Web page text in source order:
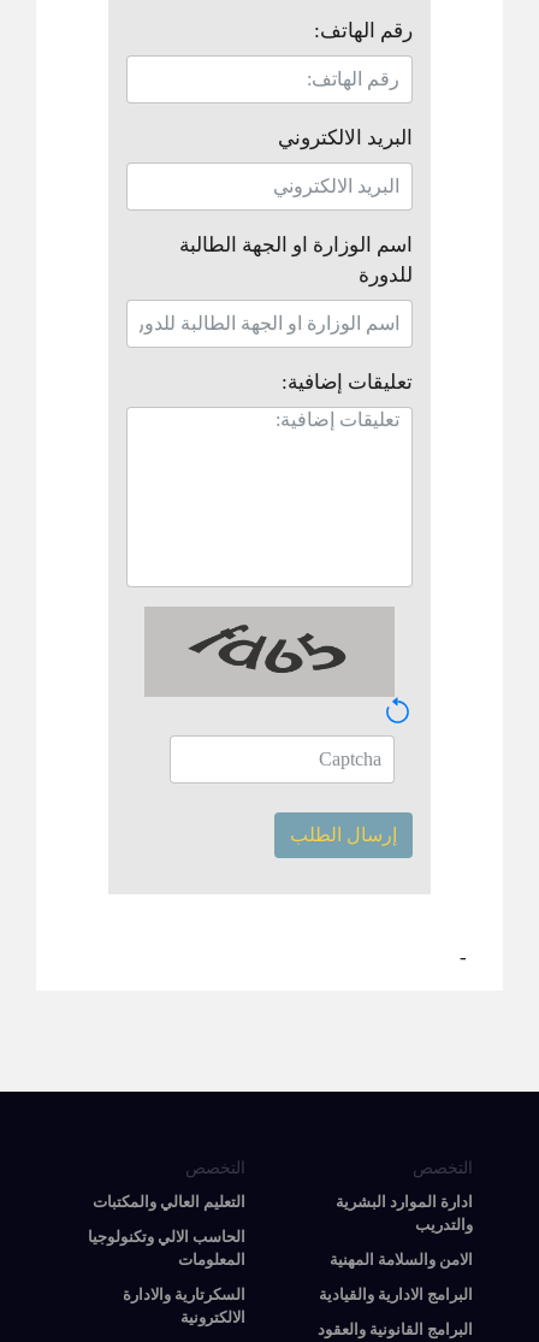
رقم الهاتف:
البريد الالكتروني
اسم الوزارة او الجهة الطالبة
للدورة
تعليقات إضافية:
إرسال الطلب
-
التخصص
ادارة الموارد البشرية
والتدريب
الامن والسلامة المهنية
البرامج الادارية والقيادية
البرامج القانونية والعقود
التخصص
التعليم العالي والمكتبات
الحاسب الالي وتكنولوجيا
المعلومات
السكرتارية والادارة
الالكترونية